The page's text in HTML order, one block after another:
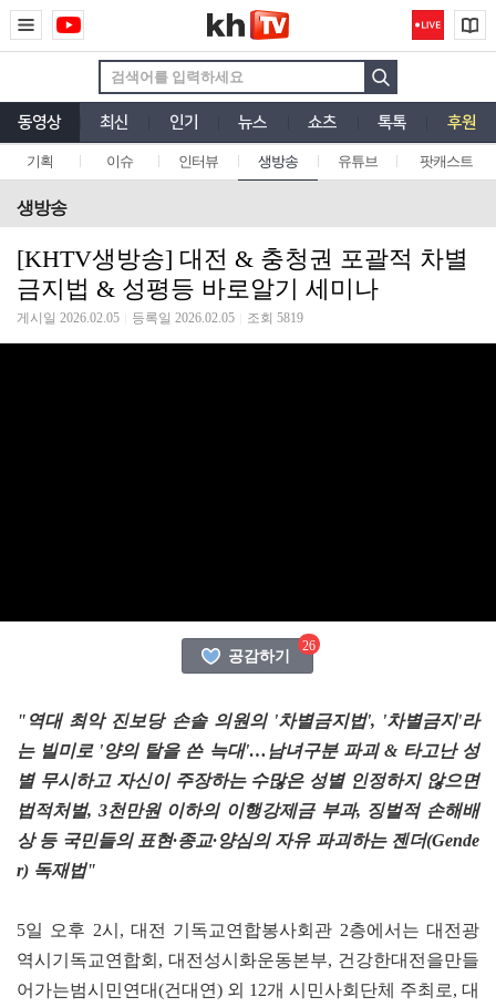
동영상 최신 인기 뉴스 쇼츠 톡톡 후원
기획 이슈 인터뷰 생방송 유튜브 팟캐스트
생방송
[KHTV생방송] 대전 & 충청권 포괄적 차별
금지법 & 성평등 바로알기 세미나
게시일 2026.02.05 등록일 2026.02.05 조회 5819
26
공감하기
"역대 최악 진보당 손솔 의원의 '차별금지법', '차별금지'라
는 빌미로 '양의 탈을 쓴 늑대'…남녀구분 파괴 & 타고난 성
별 무시하고 자신이 주장하는 수많은 성별 인정하지 않으면
법적처벌, 3천만원 이하의 이행강제금 부과, 징벌적 손해배
상 등 국민들의 표현·종교·양심의 자유 파괴하는 젠더(Gende
r) 독재법"
5일 오후 2시, 대전 기독교연합봉사회관 2층에서는 대전광
역시기독교연합회, 대전성시화운동본부, 건강한대전을만들
어가는범시민연대(건대연) 외 12개 시민사회단체 주최로, 대